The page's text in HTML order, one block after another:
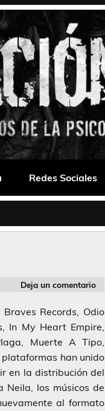
Redes Sociales
Deja un comentario
Records, Odio
In My Heart Empire,
Muerte A Tipo,
han unido
en la distribución del
Neila, los músicos de
al formato